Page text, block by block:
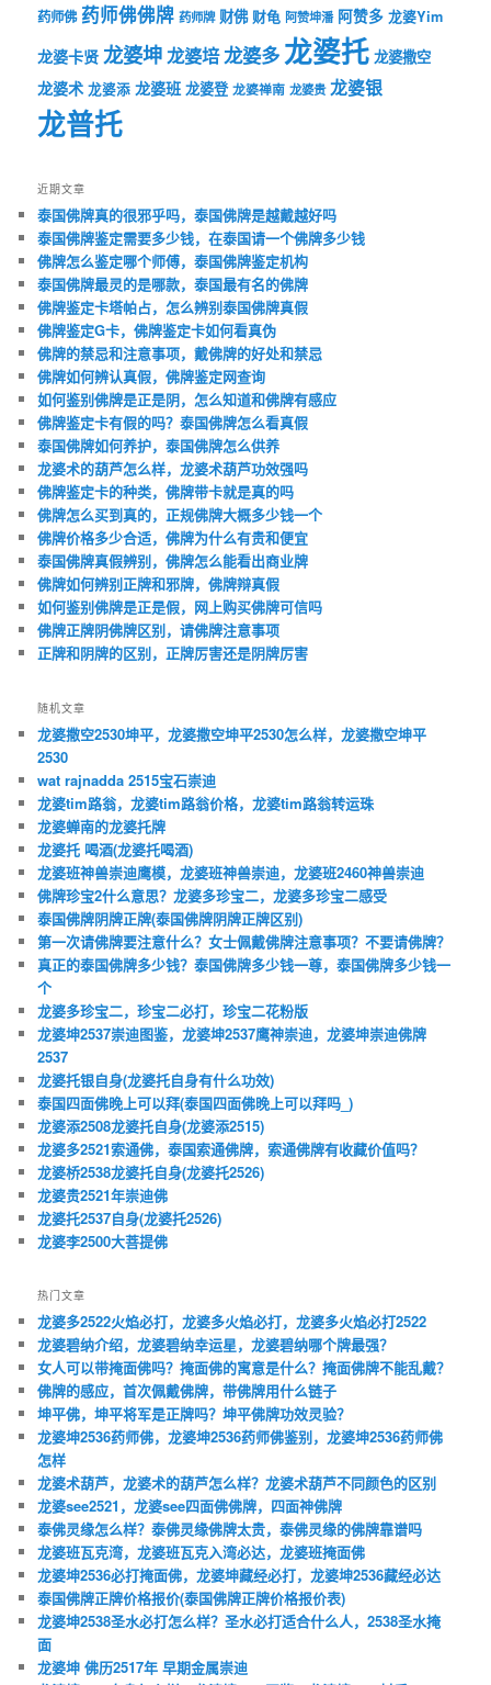
药师佛 药师佛佛牌 药师牌 财佛 财龟 阿赞坤潘 阿赞多 龙婆Yim
龙婆卡贤 龙婆坤龙婆培龙婆多龙婆托 龙婆撒空
龙婆术 龙婆添 龙婆班 龙婆登 龙婆禅南 龙婆贵 龙婆银
龙普托
近期文章
泰国佛牌真的很邪乎吗，泰国佛牌是越戴越好吗
泰国佛牌鉴定需要多少钱，在泰国请一个佛牌多少钱
佛牌怎么鉴定哪个师傅，泰国佛牌鉴定机构
泰国佛牌最灵的是哪款，泰国最有名的佛牌
佛牌鉴定卡塔帕占，怎么辨别泰国佛牌真假
佛牌鉴定G卡，佛牌鉴定卡如何看真伪
佛牌的禁忌和注意事项，戴佛牌的好处和禁忌
佛牌如何辨认真假，佛牌鉴定网查询
如何鉴别佛牌是正是阴，怎么知道和佛牌有感应
佛牌鉴定卡有假的吗？泰国佛牌怎么看真假
泰国佛牌如何养护，泰国佛牌怎么供养
龙婆术的葫芦怎么样，龙婆术葫芦功效强吗
佛牌鉴定卡的种类，佛牌带卡就是真的吗
佛牌怎么买到真的，正规佛牌大概多少钱一个
佛牌价格多少合适，佛牌为什么有贵和便宜
泰国佛牌真假辨别，佛牌怎么能看出商业牌
佛牌如何辨别正牌和邪牌，佛牌辩真假
如何鉴别佛牌是正是假，网上购买佛牌可信吗
佛牌正牌阴佛牌区别，请佛牌注意事项
正牌和阴牌的区别，正牌厉害还是阴牌厉害
随机文章
龙婆撒空2530坤平，龙婆撒空坤平2530怎么样，龙婆撒空坤平
2530
wat rajnadda 2515宝石崇迪
龙婆tim路翁，龙婆tim路翁价格，龙婆tim路翁转运珠
龙婆蝉南的龙婆托牌
龙婆托 喝酒(龙婆托喝酒)
龙婆班神兽崇迪鹰模，龙婆班神兽崇迪，龙婆班2460神兽崇迪
佛牌珍宝2什么意思？龙婆多珍宝二，龙婆多珍宝二感受
泰国佛牌阴牌正牌(泰国佛牌阴牌正牌区别)
第一次请佛牌要注意什么？女士佩戴佛牌注意事项？不要请佛牌？
真正的泰国佛牌多少钱？泰国佛牌多少钱一尊，泰国佛牌多少钱一
个
龙婆多珍宝二，珍宝二必打，珍宝二花粉版
龙婆坤2537崇迪图鉴，龙婆坤2537鹰神崇迪，龙婆坤崇迪佛牌
2537
龙婆托银自身(龙婆托自身有什么功效)
泰国四面佛晚上可以拜(泰国四面佛晚上可以拜吗_)
龙婆添2508龙婆托自身(龙婆添2515)
龙婆多2521索通佛，泰国索通佛牌，索通佛牌有收藏价值吗？
龙婆桥2538龙婆托自身(龙婆托2526)
龙婆贵2521年崇迪佛
龙婆托2537自身(龙婆托2526)
龙婆李2500大菩提佛
热门文章
龙婆多2522火焰必打，龙婆多火焰必打，龙婆多火焰必打2522
龙婆碧纳介绍，龙婆碧纳幸运星，龙婆碧纳哪个牌最强？
女人可以带掩面佛吗？掩面佛的寓意是什么？掩面佛牌不能乱戴？
佛牌的感应，首次佩戴佛牌，带佛牌用什么链子
坤平佛，坤平将军是正牌吗？坤平佛牌功效灵验？
龙婆坤2536药师佛，龙婆坤2536药师佛鉴别，龙婆坤2536药师佛
怎样
龙婆术葫芦，龙婆术的葫芦怎么样？龙婆术葫芦不同颜色的区别
龙婆see2521，龙婆see四面佛佛牌，四面神佛牌
泰佛灵缘怎么样？泰佛灵缘佛牌太贵，泰佛灵缘的佛牌靠谱吗
龙婆班瓦克湾，龙婆班瓦克入湾必达，龙婆班掩面佛
龙婆坤2536必打掩面佛，龙婆坤藏经必打，龙婆坤2536藏经必达
泰国佛牌正牌价格报价(泰国佛牌正牌价格报价表)
龙婆坤2538圣水必打怎么样？圣水必打适合什么人，2538圣水掩
面
龙婆坤 佛历2517年 早期金属崇迪